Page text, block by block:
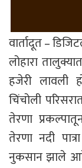
वार्तादूत –
लोहारा
हजेरी लावली
चिंचोली
तेरणा
तेरणा नदी
नुकसान झाले आहे.